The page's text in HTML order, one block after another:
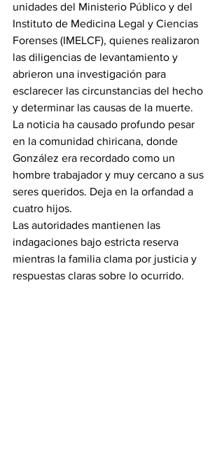
unidades del Ministerio Público y del
Instituto de Medicina Legal y Ciencias
Forenses (IMELCF), quienes realizaron
las diligencias de levantamiento y
abrieron una investigación para
esclarecer las circunstancias del hecho
y determinar las causas de la muerte.
La noticia ha causado profundo pesar
en la comunidad chiricana, donde
González era recordado como un
hombre trabajador y muy cercano a sus
seres queridos. Deja en la orfandad a
cuatro hijos.
Las autoridades mantienen las
indagaciones bajo estricta reserva
mientras la familia clama por justicia y
respuestas claras sobre lo ocurrido.